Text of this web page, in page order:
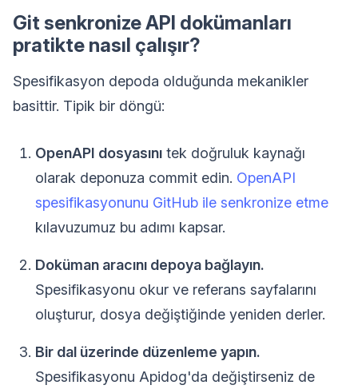
Git senkronize API dokümanları
pratikte nasıl çalışır?
Spesifikasyon depoda olduğunda mekanikler
basittir. Tipik bir döngü:
OpenAPI dosyasını tek doğruluk kaynağı
olarak deponuza commit edin. OpenAPI
spesifikasyonunu GitHub ile senkronize etme
kılavuzumuz bu adımı kapsar.
Doküman aracını depoya bağlayın.
Spesifikasyonu okur ve referans sayfalarını
oluşturur, dosya değiştiğinde yeniden derler.
Bir dal üzerinde düzenleme yapın.
Spesifikasyonu Apidog'da değiştirseniz de